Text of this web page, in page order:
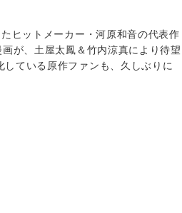
ヒットメーカー・河原和音の代表作
が、土屋太鳳＆竹内涼真により待望
ている原作ファンも、久しぶりに